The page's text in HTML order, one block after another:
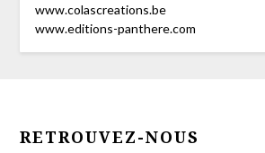
www.colascreations.be
www.editions-panthere.com
RETROUVEZ-NOUS